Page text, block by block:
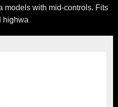
models with mid-controls. Fits
highwa